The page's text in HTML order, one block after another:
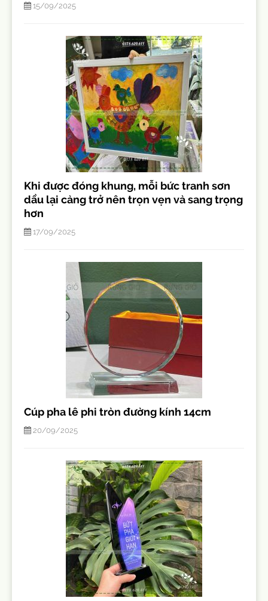
15/09/2025
Khi được đóng khung, mỗi bức tranh sơn
dầu lại càng trở nên trọn vẹn và sang trọng
hơn
17/09/2025
Cúp pha lê phi tròn đường kính 14cm
20/09/2025